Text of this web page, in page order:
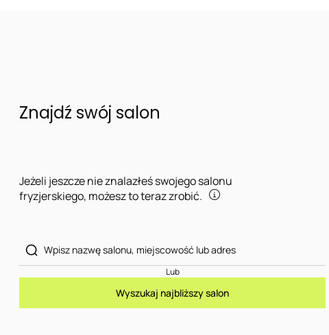
Znajdź swój salon
Jeżeli jeszcze nie znalazłeś swojego salonu
fryzjerskiego, możesz to teraz zrobić.
Lub
Wyszukaj najbliższy salon